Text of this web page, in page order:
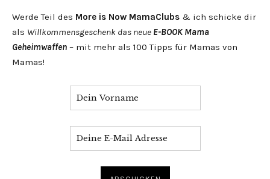
Werde Teil des More is Now MamaClubs & ich schicke dir
als Willkommensgeschenk das neue E-BOOK Mama
Geheimwaffen – mit mehr als 100 Tipps für Mamas von
Mamas!